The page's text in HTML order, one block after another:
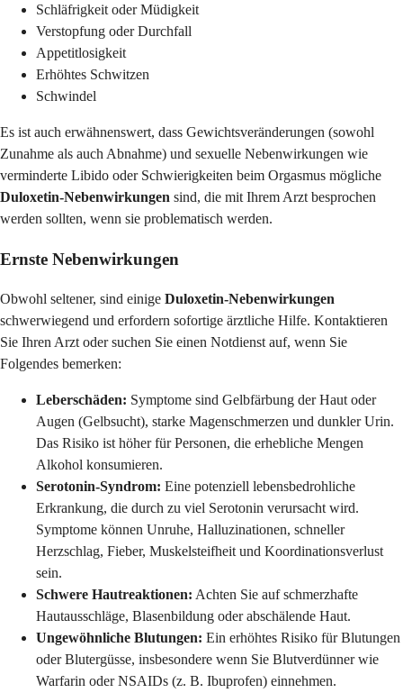
Schläfrigkeit oder Müdigkeit
Verstopfung oder Durchfall
Appetitlosigkeit
Erhöhtes Schwitzen
Schwindel
Es ist auch erwähnenswert, dass Gewichtsveränderungen (sowohl
Zunahme als auch Abnahme) und sexuelle Nebenwirkungen wie
verminderte Libido oder Schwierigkeiten beim Orgasmus mögliche
Duloxetin-Nebenwirkungen sind, die mit Ihrem Arzt besprochen
werden sollten, wenn sie problematisch werden.
Ernste Nebenwirkungen
Obwohl seltener, sind einige Duloxetin-Nebenwirkungen
schwerwiegend und erfordern sofortige ärztliche Hilfe. Kontaktieren
Sie Ihren Arzt oder suchen Sie einen Notdienst auf, wenn Sie
Folgendes bemerken:
Leberschäden: Symptome sind Gelbfärbung der Haut oder
Augen (Gelbsucht), starke Magenschmerzen und dunkler Urin.
Das Risiko ist höher für Personen, die erhebliche Mengen
Alkohol konsumieren.
Serotonin-Syndrom: Eine potenziell lebensbedrohliche
Erkrankung, die durch zu viel Serotonin verursacht wird.
Symptome können Unruhe, Halluzinationen, schneller
Herzschlag, Fieber, Muskelsteifheit und Koordinationsverlust
sein.
Schwere Hautreaktionen: Achten Sie auf schmerzhafte
Hautausschläge, Blasenbildung oder abschälende Haut.
Ungewöhnliche Blutungen: Ein erhöhtes Risiko für Blutungen
oder Blutergüsse, insbesondere wenn Sie Blutverdünner wie
Warfarin oder NSAIDs (z. B. Ibuprofen) einnehmen.